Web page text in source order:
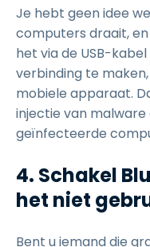
Je hebt geen idee
computers draait,
het via de USB-
verbinding te
mobiele apparaat.
injectie van
geïnfecteerde
4. Schakel
het niet
Bent u iemand die